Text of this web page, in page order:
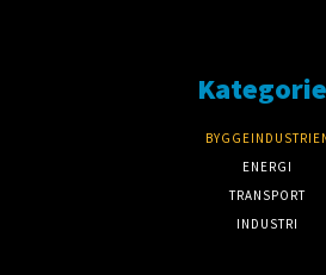
ENERGI
TRANSPORT
INDUSTRI